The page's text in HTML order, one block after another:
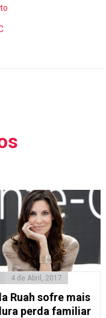
4 de Abril, 2017
Ruah sofre mais
perda familiar